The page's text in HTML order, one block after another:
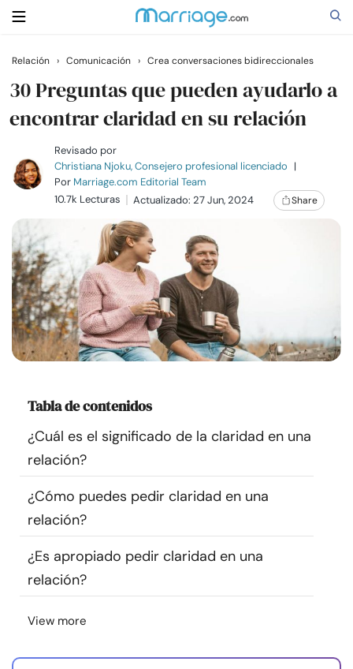
Buscar
Casarse
Relaciones
Familia
Ayuda
Cursos
Comunidad
Encuentra un terapeuta
Idioma
nosotros
© Copyright 2026. Todos los derechos reservados.
Relación › Comunicación › Crea conversaciones bidireccionales
30 Preguntas que pueden ayudarlo a
encontrar claridad en su relación
Revisado por
Christiana Njoku, Consejero profesional licenciado |
Por Marriage.com Editorial Team
10.7k Lecturas
Actualizado: 27 Jun, 2024 Share
Tabla de contenidos
¿Cuál es el significado de la claridad en una
relación?
¿Cómo puedes pedir claridad en una
relación?
¿Es apropiado pedir claridad en una
relación?
View more